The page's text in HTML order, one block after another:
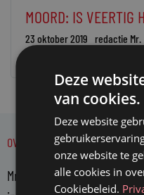
MOORD: IS VEERTIG
23 oktober 2019 redactie Mr.
OVER MR.
Mr. is hét platform voor
Deze
van cookies.
Deze website
onze website te
alle cookies in
Cookiebeleid.